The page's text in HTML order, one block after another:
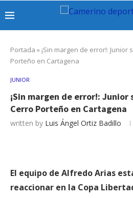
Portada » ¡Sin margen de error!:
Porteño en Cartagena
JUNIOR
¡Sin margen de error!:
Cerro Porteño en Cartagena
written by Luis Ángel Ortiz Badillo
El equipo de Alfredo Arias
reaccionar en la Copa